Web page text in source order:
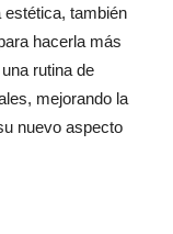
también
hacerla más
rutina de
mejorando la
nuevo aspecto